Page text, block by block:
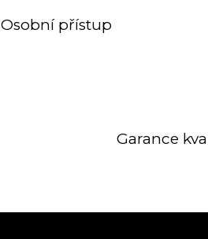
Osobní přístup
Garance